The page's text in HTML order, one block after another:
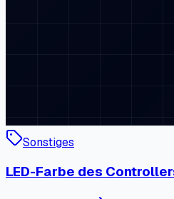
Sonstiges
LED-Farbe des